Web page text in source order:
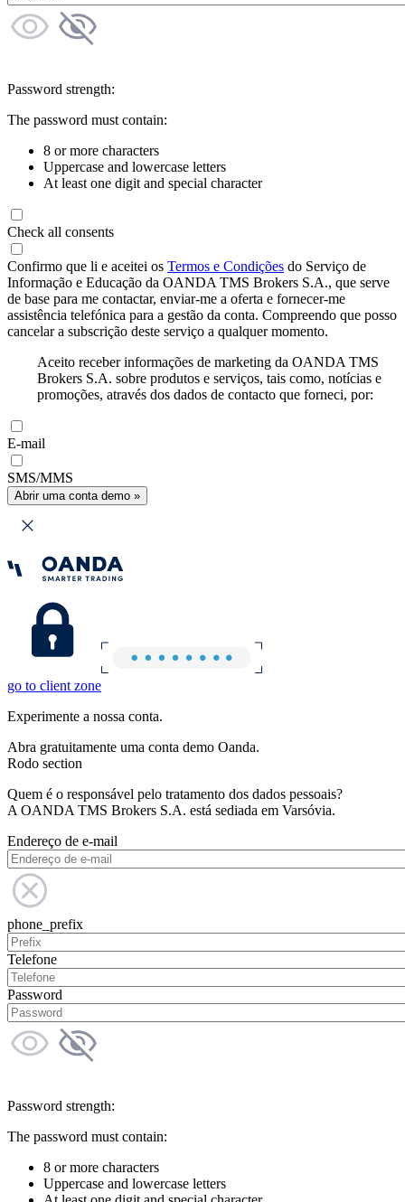
Password strength:
The password must contain:
8 or more characters
Uppercase and lowercase letters
At least one digit and special character
Check all consents
Confirmo que li e aceitei os Termos e Condições do Serviço de
Informação e Educação da OANDA TMS Brokers S.A., que serve
de base para me contactar, enviar-me a oferta e fornecer-me
assistência telefónica para a gestão da conta. Compreendo que posso
cancelar a subscrição deste serviço a qualquer momento.
Aceito receber informações de marketing da OANDA TMS
Brokers S.A. sobre produtos e serviços, tais como, notícias e
promoções, através dos dados de contacto que forneci, por:
E-mail
SMS/MMS
Abrir uma conta demo »
go to client zone
Experimente a nossa conta.
Abra gratuitamente uma conta demo Oanda.
Rodo section
Quem é o responsável pelo tratamento dos dados pessoais?
A OANDA TMS Brokers S.A. está sediada em Varsóvia.
Endereço de e-mail
phone_prefix
Telefone
Password
Password strength:
The password must contain:
8 or more characters
Uppercase and lowercase letters